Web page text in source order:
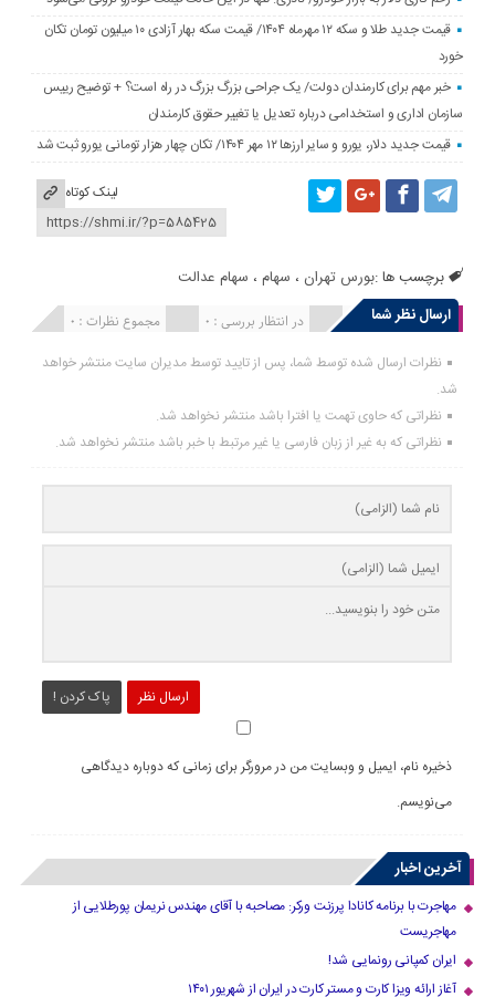
قیمت جدید طلا و سکه ۱۲ مهرماه ۱۴۰۴/ قیمت سکه بهار آزادی ۱۰ میلیون تومان تکان
خورد
خبر مهم برای کارمندان دولت/ یک جراحی بزرگ بزرگ در راه است؟ + توضیح رییس
سازمان اداری و استخدامی درباره تعدیل یا تغییر حقوق کارمندان
قیمت جدید دلار، یورو و سایر ارزها ۱۲ مهر ۱۴۰۴/ تکان چهار هزار تومانی یورو ثبت شد
لینک کوتاه
برچسب ها :بورس تهران ، سهام ، سهام عدالت
ارسال نظر شما
مجموع نظرات : 0 در انتظار بررسی : 0 انتشار یافته : 0
نظرات ارسال شده توسط شما، پس از تایید توسط مدیران سایت منتشر خواهد
شد.
نظراتی که حاوی تهمت یا افترا باشد منتشر نخواهد شد.
نظراتی که به غیر از زبان فارسی یا غیر مرتبط با خبر باشد منتشر نخواهد شد.
ارسال نظر پاک کردن !
ذخیره نام، ایمیل و وبسایت من در مرورگر برای زمانی که دوباره دیدگاهی
می‌نویسم.
آخرین اخبار
مهاجرت با برنامه کانادا پرزنت ورکر: مصاحبه با آقای مهندس نریمان پورطلایی از
مهاجریست
ایران کمپانی رونمایی شد!
آغاز ارائه ویزا کارت و مستر کارت در ایران از شهریور ۱۴۰۱